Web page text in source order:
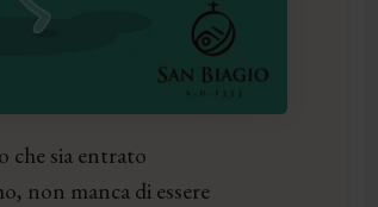
che sia entrato
non manca di essere